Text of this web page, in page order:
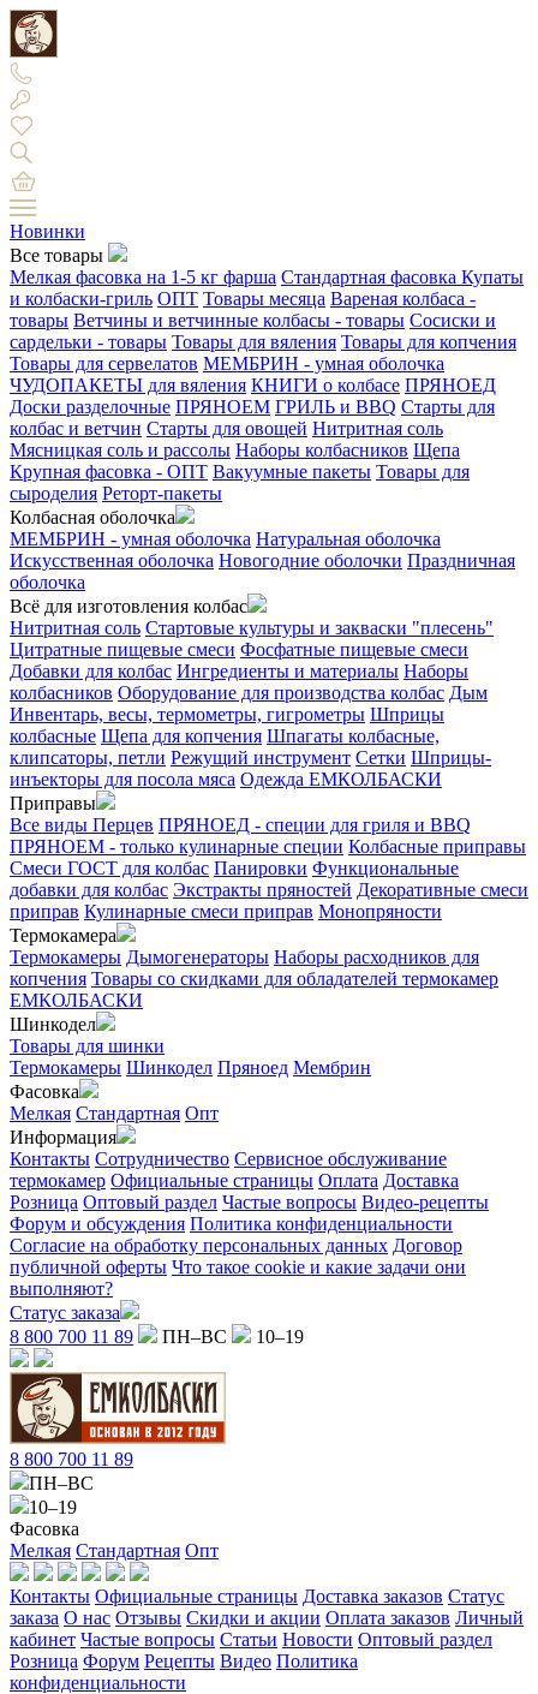
Новинки
Все товары
Мелкая фасовка на 1-5 кг фарша Стандартная фасовка Купаты
и колбаски-гриль ОПТ Товары месяца Вареная колбаса -
товары Ветчины и ветчинные колбасы - товары Сосиски и
сардельки - товары Товары для вяления Товары для копчения
Товары для сервелатов МЕМБРИН - умная оболочка
ЧУДОПАКЕТЫ для вяления КНИГИ о колбасе ПРЯНОЕД
Доски разделочные ПРЯНОЕМ ГРИЛЬ и BBQ Старты для
колбас и ветчин Старты для овощей Нитритная соль
Мясницкая соль и рассолы Наборы колбасников Щепа
Крупная фасовка - ОПТ Вакуумные пакеты Товары для
сыроделия Реторт-пакеты
Колбасная оболочка
МЕМБРИН - умная оболочка Натуральная оболочка
Искусственная оболочка Новогодние оболочки Праздничная
оболочка
Всё для изготовления колбас
Нитритная соль Стартовые культуры и закваски "плесень"
Цитратные пищевые смеси Фосфатные пищевые смеси
Добавки для колбас Ингредиенты и материалы Наборы
колбасников Оборудование для производства колбас Дым
Инвентарь, весы, термометры, гигрометры Шприцы
колбасные Щепа для копчения Шпагаты колбасные,
клипсаторы, петли Режущий инструмент Сетки Шприцы-
инъекторы для посола мяса Одежда ЕМКОЛБАСКИ
Приправы
Все виды Перцев ПРЯНОЕД - специи для гриля и BBQ
ПРЯНОЕМ - только кулинарные специи Колбасные приправы
Смеси ГОСТ для колбас Панировки Функциональные
добавки для колбас Экстракты пряностей Декоративные смеси
приправ Кулинарные смеси приправ Монопряности
Термокамера
Термокамеры Дымогенераторы Наборы расходников для
копчения Товары со скидками для обладателей термокамер
ЕМКОЛБАСКИ
Шинкодел
Товары для шинки
Термокамеры Шинкодел Пряноед Мембрин
Фасовка
Мелкая Стандартная Опт
Информация
Контакты Сотрудничество Сервисное обслуживание
термокамер Официальные страницы Оплата Доставка
Розница Оптовый раздел Частые вопросы Видео-рецепты
Форум и обсуждения Политика конфиденциальности
Согласие на обработку персональных данных Договор
публичной оферты Что такое cookie и какие задачи они
выполняют?
Статус заказа
8 800 700 11 89
ПН–ВС 10–19
8 800 700 11 89
ПН–ВС
10–19
Фасовка
Мелкая Стандартная Опт
Контакты Официальные страницы Доставка заказов Статус
заказа О нас Отзывы Скидки и акции Оплата заказов Личный
кабинет Частые вопросы Статьи Новости Оптовый раздел
Розница Форум Рецепты Видео Политика
конфиденциальности